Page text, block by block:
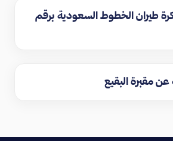
طيران الخطوط السعودية برقم
مقبرة البقيع